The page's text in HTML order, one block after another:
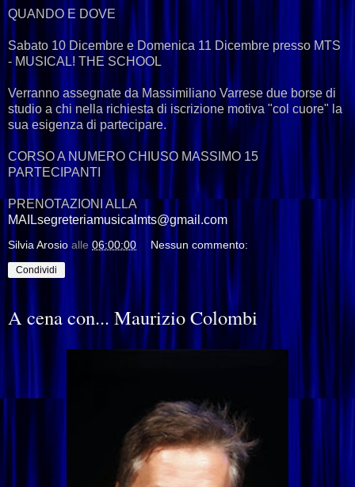
QUANDO E DOVE
Sabato 10 Dicembre e Domenica 11 Dicembre presso MTS
- MUSICAL! THE SCHOOL
Verranno assegnate da Massimiliano Varrese due borse di
studio a chi nella richiesta di iscrizione motiva "col cuore" la
sua esigenza di partecipare.
CORSO A NUMERO CHIUSO MASSIMO 15
PARTECIPANTI
PRENOTAZIONI ALLA
MAILsegreteriamusicalmts@gmail.com
Silvia Arosio alle 06:00:00 Nessun commento:
Condividi
A cena con... Maurizio Colombi